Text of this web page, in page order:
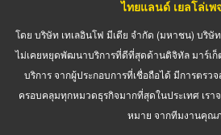
ไทยแลนด์ เยลโล่เพ
โดย บริษัท เทเลอินโฟ มีเดีย จำกัด (มหาชน) บริษั
ไม่เคยหยุดพัฒนาบริการที่ดีที่สุดด้านดิจิทัล มาร์เก็
บริการ จากผู้ประกอบการที่เชื่อถือได้ มีการตรว
ครอบคลุมทุกหมวดธุรกิจมากที่สุดในประเทศ เร
หมาย จากทีมงานคุณ